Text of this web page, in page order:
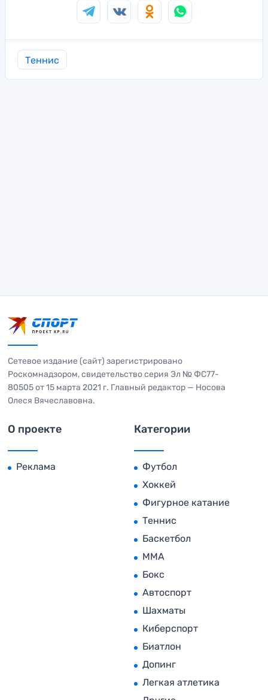
Теннис
Сетевое издание (сайт) зарегистрировано
Роскомнадзором, свидетельство серия Эл № ФС77-
80505 от 15 марта 2021 г. Главный редактор — Носова
Олеся Вячеславовна.
О проекте
Реклама
Категории
Футбол
Хоккей
Фигурное катание
Теннис
Баскетбол
MMA
Бокс
Автоспорт
Шахматы
Киберспорт
Биатлон
Допинг
Легкая атлетика